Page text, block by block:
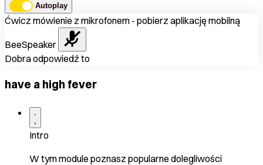
Autoplay
Ćwicz mówienie z mikrofonem - pobierz aplikację mobilną
BeeSpeaker
Dobra odpowiedź to
have a high fever
Intro
W tym module poznasz popularne dolegliwości